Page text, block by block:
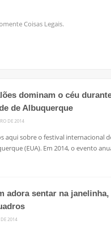
Coisas Legais.
dominam o céu
de Albuquerque
DE 2014
aqui sobre o festival internacional
(EUA). Em 2014, o evento
adora sentar na janelinha,
2014